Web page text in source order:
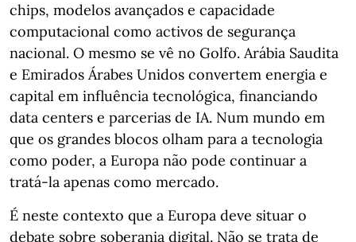
chips, modelos avançados e capacidade
computacional como activos de segurança
nacional. O mesmo se vê no Golfo. Arábia Saudita
e Emirados Árabes Unidos convertem energia e
capital em influência tecnológica, financiando
data centers e parcerias de IA. Num mundo em
que os grandes blocos olham para a tecnologia
como poder, a Europa não pode continuar a
tratá-la apenas como mercado.
É neste contexto que a Europa deve situar o
debate sobre soberania digital. Não se trata de